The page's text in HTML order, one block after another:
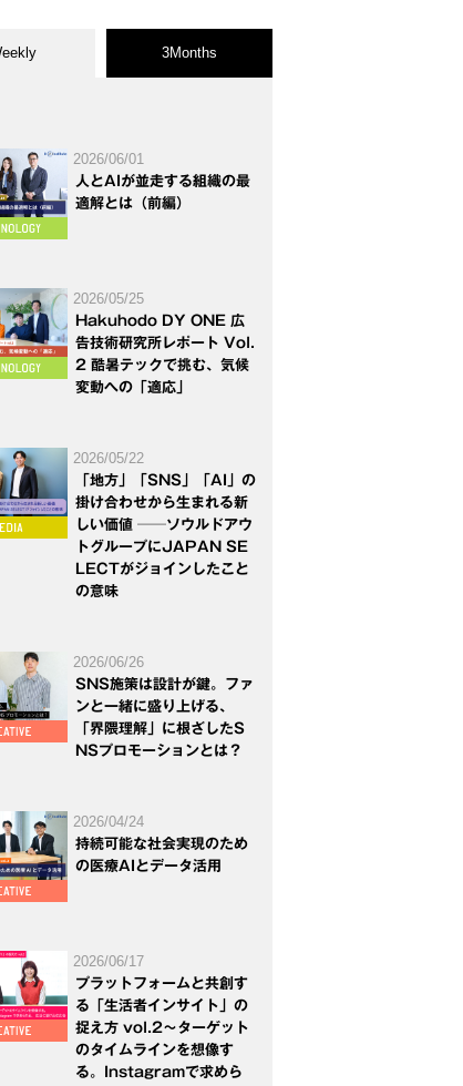
3Months
2026/06/01
人とAIが並走する組織の最
適解とは（前編）
2026/05/25
Hakuhodo DY ONE 広
告技術研究所レポート Vol.
2 酷暑テックで挑む、気候
変動への「適応」
2026/05/22
「地方」「SNS」「AI」の
掛け合わせから生まれる新
しい価値 ──ソウルドアウ
トグループにJAPAN SE
LECTがジョインしたこと
の意味
2026/06/26
SNS施策は設計が鍵。ファ
ンと一緒に盛り上げる、
「界隈理解」に根ざしたS
NSプロモーションとは？
2026/04/24
持続可能な社会実現のため
の医療AIとデータ活用
2026/06/17
プラットフォームと共創す
る「生活者インサイト」の
捉え方 vol.2～ターゲット
のタイムラインを想像す
る。Instagramで求めら